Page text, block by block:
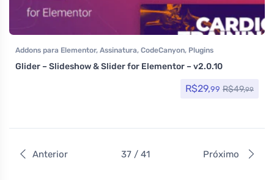
Addons para Elementor, Assinatura, CodeCanyon, Plugins
Glider – Slideshow & Slider for Elementor – v2.0.10
R$29,99 R$49,99
Anterior 37 / 41 Próximo